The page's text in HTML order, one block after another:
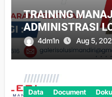
TRAINING
ADMINISTRASI
4dm1n Aug 5,
Data Document